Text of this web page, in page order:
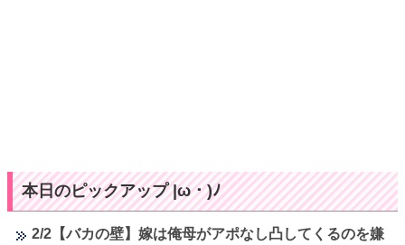
本日のピックアップ |ω・)ﾉ
2/2【バカの壁】嫁は俺母がアポなし凸してくるのを嫌